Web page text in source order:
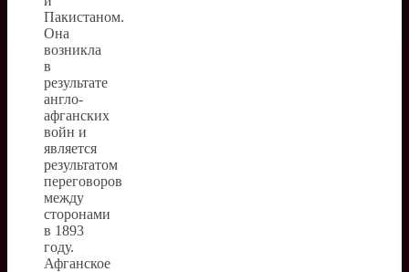
Пакистаном.
Она
возникла
в
результате
англо-
афганских
войн и
является
результатом
переговоров
между
сторонами
в 1893
году.
Афганское